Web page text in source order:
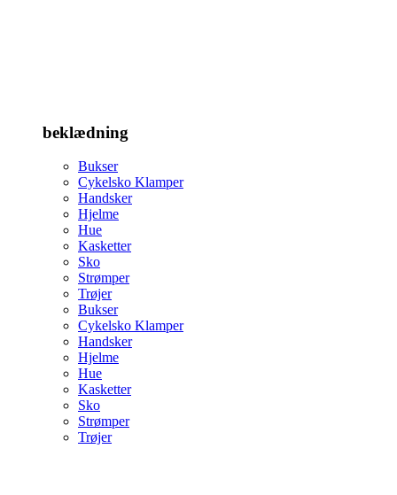
beklædning
Bukser
Cykelsko Klamper
Handsker
Hjelme
Hue
Kasketter
Sko
Strømper
Trøjer
Bukser
Cykelsko Klamper
Handsker
Hjelme
Hue
Kasketter
Sko
Strømper
Trøjer